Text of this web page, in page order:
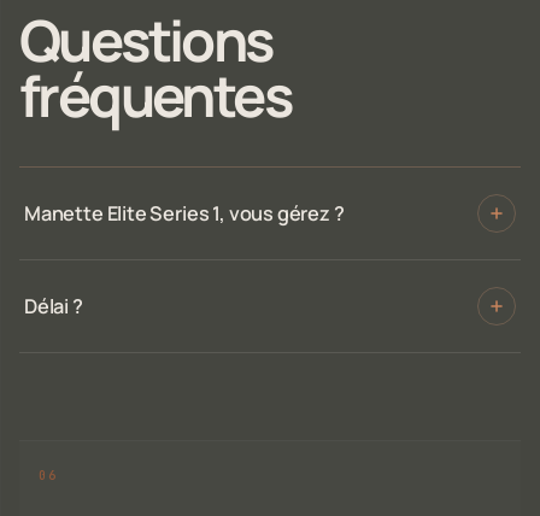
Questions
fréquentes
Manette Elite Series 1, vous gérez ?
Délai ?